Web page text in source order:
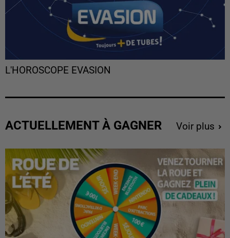
L'HOROSCOPE EVASION
ACTUELLEMENT À GAGNER Voir plus